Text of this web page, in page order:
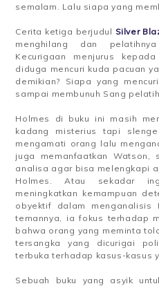
semalam. Lalu siapa yang
Cerita ketiga berjudul Silver
menghilang dan
Kecurigaan menjurus
diduga mencuri kuda pacuan
demikian? Siapa yang
sampai membunuh Sang
Holmes di buku ini masih
kadang misterius tapi
mengamati orang lalu
juga memanfaatkan Watson,
analisa agar bisa melengkapi
Holmes. Atau sekadar
meningkatkan kemampuan
obyektif dalam
temannya, ia fokus terhadap
bahwa orang yang meminta
tersangka yang dicurigai
terbuka terhadap kasus-kasus
Sebuah buku yang asyik